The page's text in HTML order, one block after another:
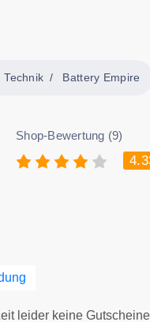
Technik Battery Empire
Shop-Bewertung (9)
leider keine